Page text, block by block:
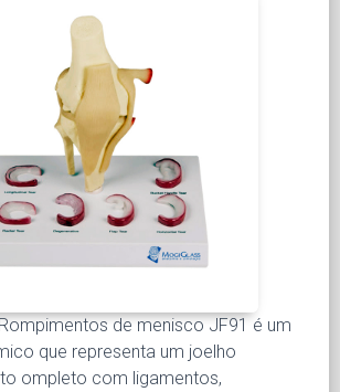
de menisco JF91 é um
que representa um joelho
ompleto com ligamentos,